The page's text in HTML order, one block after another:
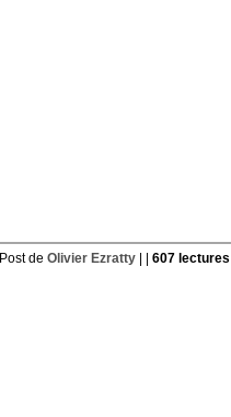
Post de Olivier Ezratty| | 607 lectures